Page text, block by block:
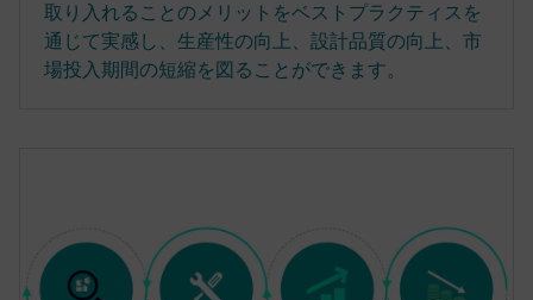
取り入れることのメリットをベストプラクティスを
通じて実感し、生産性の向上、設計品質の向上、市
場投入期間の短縮を図ることができます。